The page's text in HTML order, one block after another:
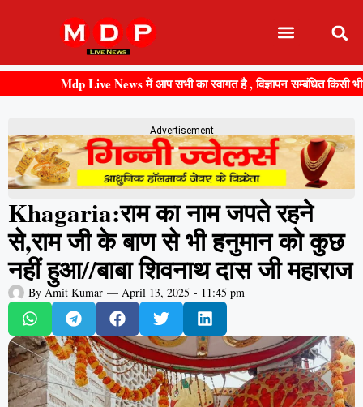
Mdp Live News में आप सभी का स्वागत है , विज्ञापन सम्बंधित किसी भी
---Advertisement---
Khagaria:राम का नाम जपते रहने
से,राम जी के बाण से भी हनुमान को कुछ
नहीं हुआ//बाबा शिवनाथ दास जी महाराज
By Amit Kumar — April 13, 2025 - 11:45 pm